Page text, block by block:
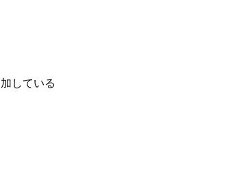
している